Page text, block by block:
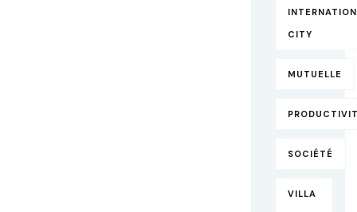
CITY
MUTUELLE
SOCIÉTÉ
VILLA